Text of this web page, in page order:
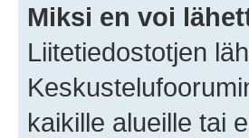
Miksi en voi
Liitetiedostotjen
kaikille alueille tai